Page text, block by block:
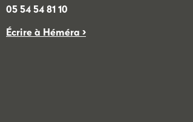
05 54 54 81 10
Écrire à Héméra >